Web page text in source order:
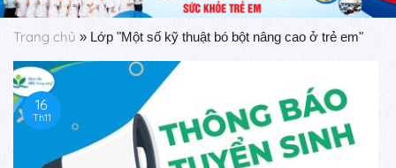
Trang chủ » Lớp "Một số kỹ thuật bó bột nâng cao ở trẻ em"
16
Th11